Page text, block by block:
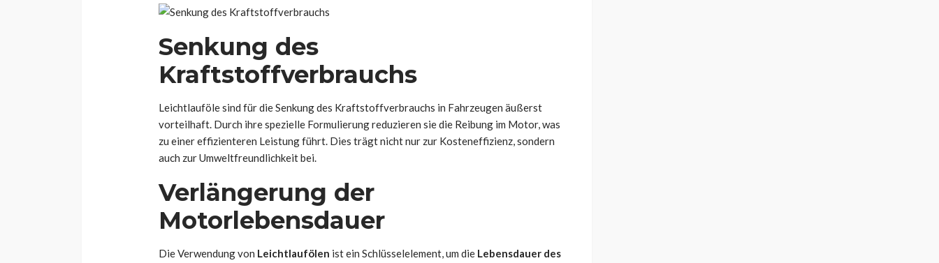
Senkung des
Kraftstoffverbrauchs
Leichtlauföle sind für die Senkung des Kraftstoffverbrauchs in Fahrzeugen äußerst
vorteilhaft. Durch ihre spezielle Formulierung reduzieren sie die Reibung im Motor, was
zu einer effizienteren Leistung führt. Dies trägt nicht nur zur Kosteneffizienz, sondern
auch zur Umweltfreundlichkeit bei.
Verlängerung der
Motorlebensdauer
Die Verwendung von Leichtlaufölen ist ein Schlüsselelement, um die Lebensdauer des